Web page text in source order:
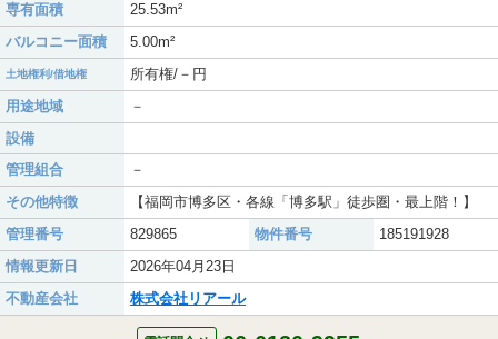
専有面積
25.53m²
バルコニー面積
5.00m²
土地権利/借地権
所有権/－円
用途地域
－
設備
管理組合
－
その他特徴
【福岡市博多区・各線「博多駅」徒歩圏・最上階！】
管理番号
829865 物件番号
185191928
情報更新日
2026年04月23日
不動産会社
株式会社リアール